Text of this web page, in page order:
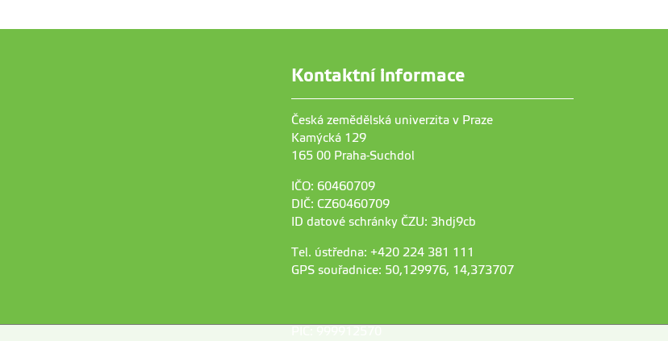
Kontaktní informace
Česká zemědělská univerzita v Praze
Kamýcká 129
165 00 Praha-Suchdol
IČO: 60460709
DIČ: CZ60460709
ID datové schránky ČZU: 3hdj9cb
Tel. ústředna: +420 224 381 111
GPS souřadnice: 50,129976, 14,373707